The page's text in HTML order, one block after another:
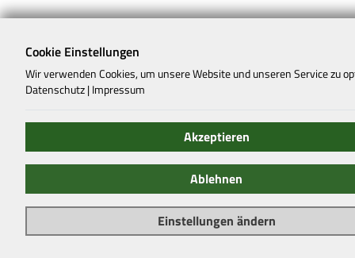
Cookie Einstellungen
Wir verwenden Cookies, um unsere Website und unseren Service zu
Datenschutz | Impressum
Akzeptieren
Ablehnen
Einstellungen ändern